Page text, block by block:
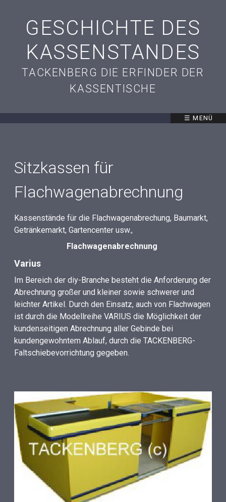
GESCHICHTE DES
KASSENSTANDES
TACKENBERG DIE ERFINDER DER
KASSENTISCHE
☰ MENÜ
Sitzkassen für
Flachwagenabrechnung
Kassenstände für die Flachwagenabrechung, Baumarkt,
Getränkemarkt, Gartencenter usw.,
Flachwagenabrechnung
Varius
Im Bereich der diy-Branche besteht die Anforderung der
Abrechnung großer und kleiner sowie schwerer und
leichter Artikel. Durch den Einsatz, auch von Flachwagen
ist durch die Modellreihe VARIUS die Möglichkeit der
kundenseitigen Abrechnung aller Gebinde bei
kundengewohntem Ablauf, durch die TACKENBERG-
Faltschiebevorrichtung gegeben.